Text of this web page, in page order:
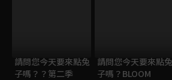
請問您今天要來點兔
子嗎？？第二季
請問您今天要來點兔
子嗎？BLOOM